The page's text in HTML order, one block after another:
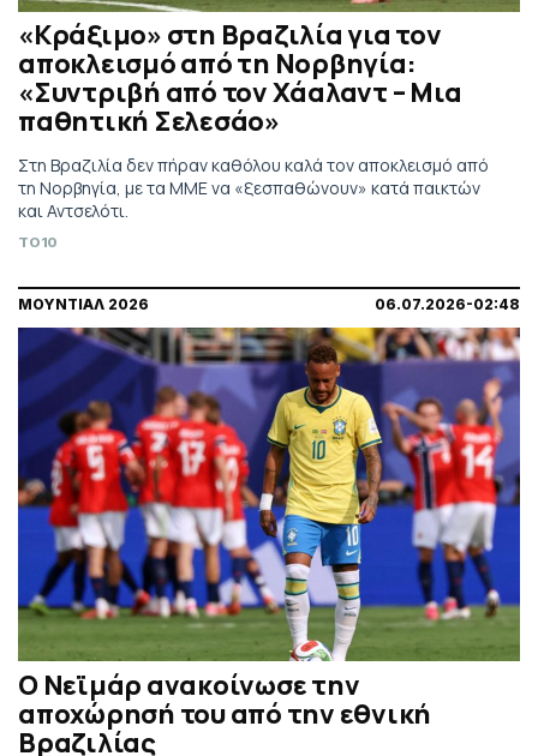
«Κράξιμο» στη Βραζιλία για τον
αποκλεισμό από τη Νορβηγία:
«Συντριβή από τον Χάαλαντ – Μια
παθητική Σελεσάο»
Στη Βραζιλία δεν πήραν καθόλου καλά τον αποκλεισμό από
τη Νορβηγία, με τα ΜΜΕ να «ξεσπαθώνουν» κατά παικτών
και Αντσελότι.
TO10
ΜΟΥΝΤΙΑΛ 2026 06.07.2026-02:48
Ο Νεϊμάρ ανακοίνωσε την
αποχώρησή του από την εθνική
Βραζιλίας